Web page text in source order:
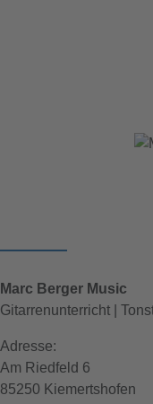
Marc Berger Music
Gitarrenunterricht |
Adresse:
Am Riedfeld 6
85250 Kiemertshofen